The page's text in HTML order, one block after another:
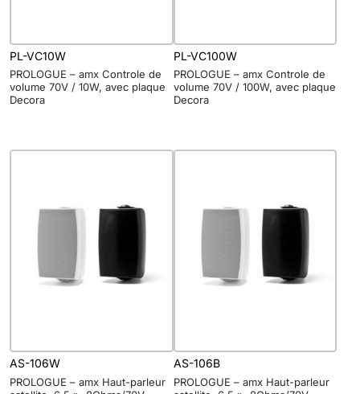
PL-VC10W
PROLOGUE – amx Controle de
volume 70V / 10W, avec plaque
Decora
PL-VC100W
PROLOGUE – amx Controle de
volume 70V / 100W, avec plaque
Decora
AS-106W
PROLOGUE – amx Haut-parleur
AS-106B
PROLOGUE – amx Haut-parleur